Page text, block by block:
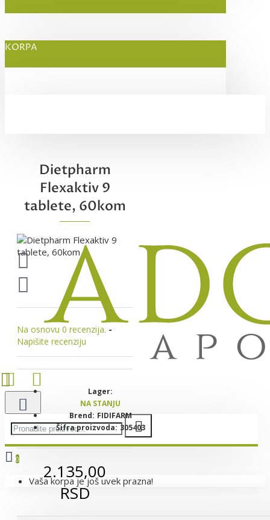
KORPA
0
Vaša korpa je još uvek prazna!
Dietpharm
Flexaktiv 9
tablete, 60kom
Na osnovu 0 recenzija. -
Napišite recenziju
2.135,00
RSD
Lager:
NA STANJU
Brend: FIDIFARM
Šifra proizvoda: 305403